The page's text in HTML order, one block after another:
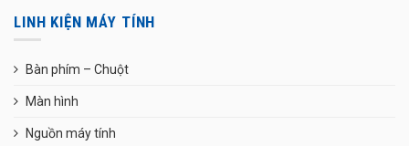
LINH KIỆN MÁY TÍNH
Bàn phím – Chuột
Màn hình
Nguồn máy tính